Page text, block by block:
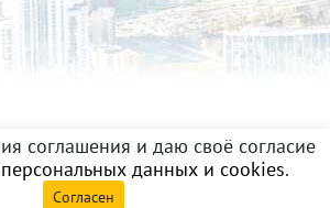
соглашения и даю своё согласие
данных и cookies.
Согласен